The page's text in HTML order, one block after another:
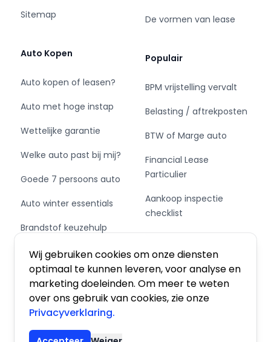
Wij gebruiken cookies om onze diensten
optimaal te kunnen leveren, voor analyse en
marketing doeleinden. Om meer te weten
over ons gebruik van cookies, zie onze
Privacyverklaring.
Sitemap
Auto Kopen
Auto kopen of leasen?
Auto met hoge instap
Wettelijke garantie
Welke auto past bij mij?
Goede 7 persoons auto
Auto winter essentials
Brandstof keuzehulp
Schakel of automaat?
De vormen van lease
Populair
BPM vrijstelling vervalt
Belasting / aftrekposten
BTW of Marge auto
Financial Lease
Particulier
Aankoop inspectie
checklist
Private Leasen,
Financieren of Kopen?